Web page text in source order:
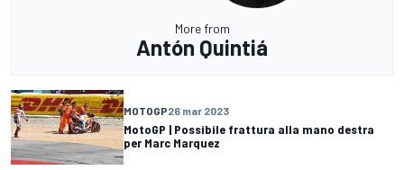
More from
Antón Quintiá
MOTOGP26 mar 2023
MotoGP | Possibile frattura alla mano destra
per Marc Marquez